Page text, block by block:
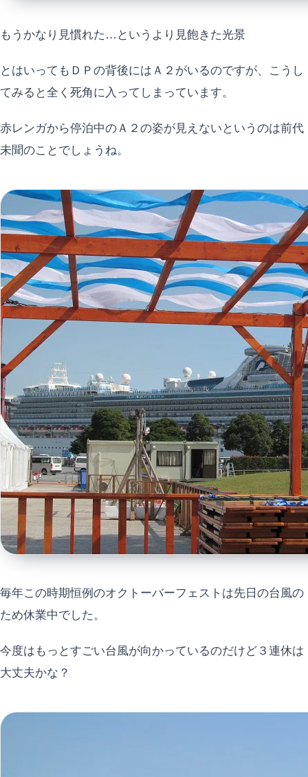
もうかなり見慣れた…というより見飽きた光景
とはいってもＤＰの背後にはＡ２がいるのですが、こうし
てみると全く死角に入ってしまっています。
赤レンガから停泊中のＡ２の姿が見えないというのは前代
未聞のことでしょうね。
毎年この時期恒例のオクトーバーフェストは先日の台風の
ため休業中でした。
今度はもっとすごい台風が向かっているのだけど３連休は
大丈夫かな？